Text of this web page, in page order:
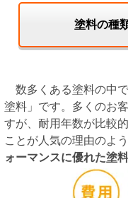
塗料の種
数多くある塗料の中
塗料」です。多くのお
すが、耐用年数が比較
ことが人気の理由のよ
ォーマンスに優れた塗料